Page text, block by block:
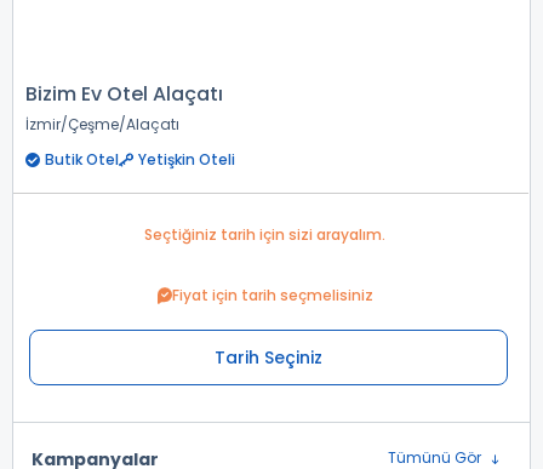
Bizim Ev Otel Alaçatı
İzmir Çeşme Alaçatı
Butik Otel
Yetişkin Oteli
Seçtiğiniz tarih için sizi arayalım.
Fiyat için tarih seçmelisiniz
Tarih Seçiniz
Kampanyalar Tümünü Gör